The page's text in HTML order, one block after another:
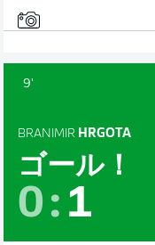
9'
BRANIMIR HRGOTA
ゴール！
0: 1